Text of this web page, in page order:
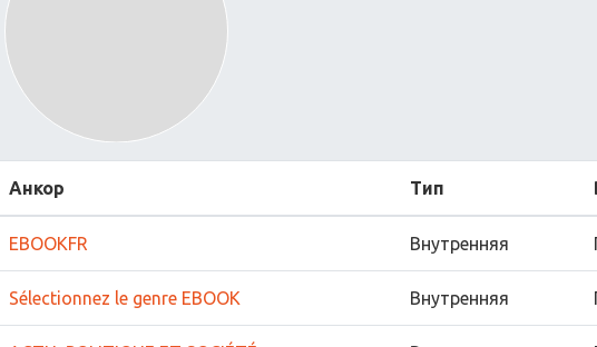
Анкор Тип
EBOOKFR Внутренняя
Sélectionnez le genre EBOOK Внутренняя